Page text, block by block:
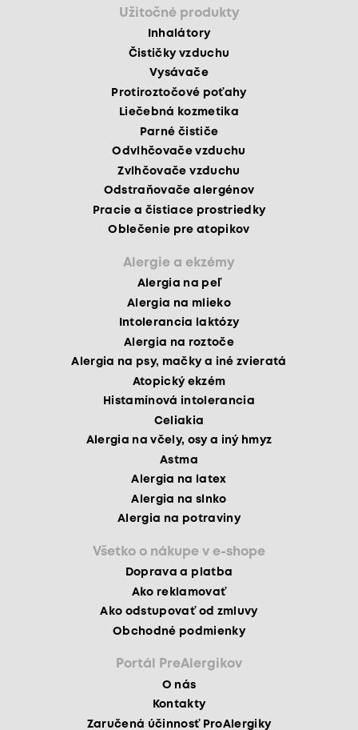
Užitočné produkty
Inhalátory
Čističky vzduchu
Vysávače
Protiroztočové poťahy
Liečebná kozmetika
Parné čističe
Odvlhčovače vzduchu
Zvlhčovače vzduchu
Odstraňovače alergénov
Pracie a čistiace prostriedky
Oblečenie pre atopikov
Alergie a ekzémy
Alergia na peľ
Alergia na mlieko
Intolerancia laktózy
Alergia na roztoče
Alergia na psy, mačky a iné zvieratá
Atopický ekzém
Histamínová intolerancia
Celiakia
Alergia na včely, osy a iný hmyz
Astma
Alergia na latex
Alergia na slnko
Alergia na potraviny
Všetko o nákupe v e-shope
Doprava a platba
Ako reklamovať
Ako odstupovať od zmluvy
Obchodné podmienky
Portál PreAlergikov
O nás
Kontakty
Zaručená účinnosť ProAlergiky